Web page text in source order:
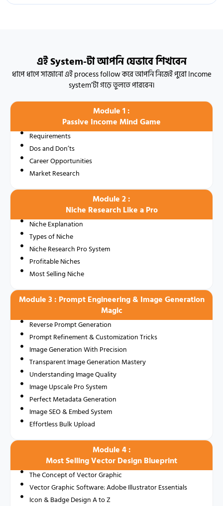
এই System-টা আপনি যেভাবে শিখবেন
ধাপে ধাপে সাজানো এই process follow করে আপনি নিজেই পুরো Income
system’টা গড়ে তুলতে পারবেন।
Module 1 :
Passive Income Mind Game
Requirements
Dos and Don’ts
Career Opportunities
Market Research
Module 2 :
Niche Research Like a Pro
Niche Explanation
Types of Niche
Niche Research Pro System
Profitable Niches
Most Selling Niche
Module 3 : Prompt Engineering & Image Generation
Magic
Reverse Prompt Generation
Prompt Refinement & Customization Tricks
Image Generation With Precision
Transparent Image Generation Mastery
Understanding Image Quality
Image Upscale Pro System
Perfect Metadata Generation
Image SEO & Embed System
Effortless Bulk Upload
Module 4 :
Most Selling Vector Design Blueprint
The Concept of Vector Graphic
Vector Graphic Software: Adobe Illustrator Essentials
Icon & Badge Design A to Z